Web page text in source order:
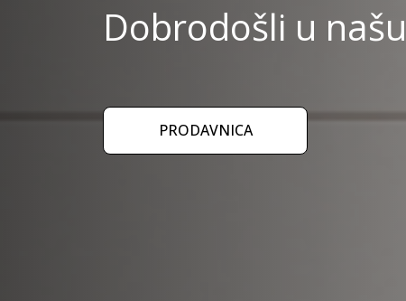
Dobrodošli u
PRODAVNICA